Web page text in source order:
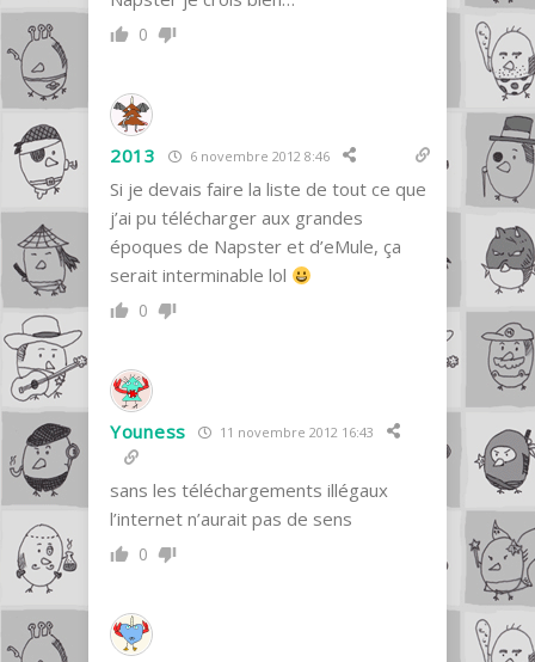
0
2013 6 novembre 2012 8:46
Si je devais faire la liste de tout ce que
j’ai pu télécharger aux grandes
époques de Napster et d’eMule, ça
serait interminable lol
0
Youness 11 novembre 2012 16:43
sans les téléchargements illégaux
l’internet n’aurait pas de sens
0